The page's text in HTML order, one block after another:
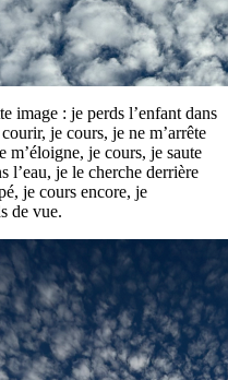
image : je perds l’enfant dans
je cours, je ne m’arrête
m’éloigne, je cours, je saute
l’eau, je le cherche derrière
je cours encore, je
de vue.